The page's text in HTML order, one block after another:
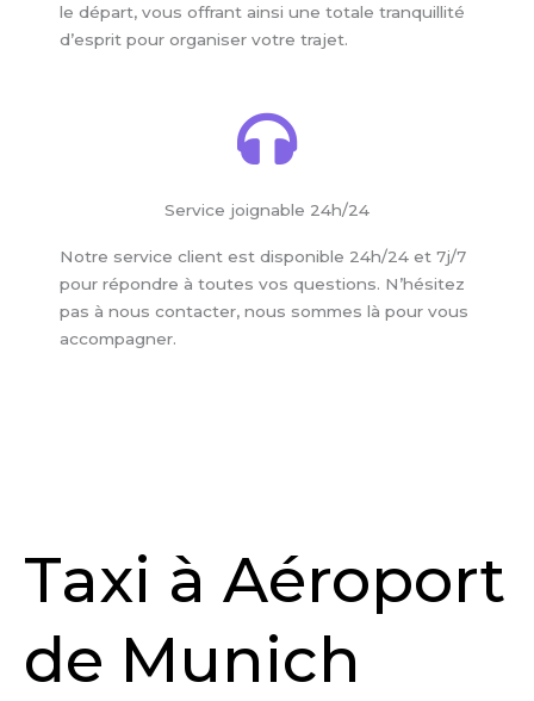
le départ, vous offrant ainsi une totale tranquillité
d’esprit pour organiser votre trajet.
Service joignable 24h/24
Notre service client est disponible 24h/24 et 7j/7
pour répondre à toutes vos questions. N’hésitez
pas à nous contacter, nous sommes là pour vous
accompagner.
Taxi à Aéroport
de Munich